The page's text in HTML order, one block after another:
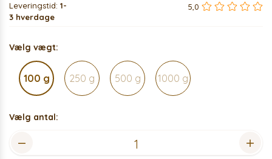
Leveringstid: 1-
3 hverdage
5,0
Vælg vægt:
100 g 250 g 500 g 1000 g
Vælg antal: